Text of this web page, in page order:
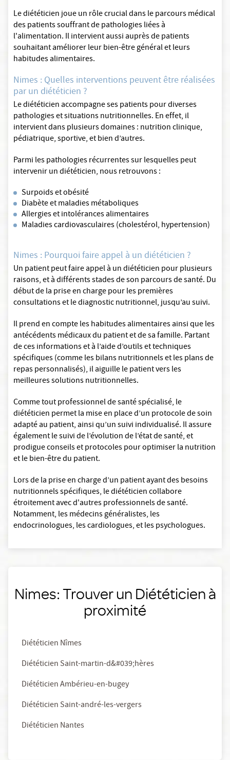
Le diététicien joue un rôle crucial dans le parcours médical
des patients souffrant de pathologies liées à
l'alimentation. Il intervient aussi auprès de patients
souhaitant améliorer leur bien-être général et leurs
habitudes alimentaires.
Nimes : Quelles interventions peuvent être réalisées
par un diététicien ?
Le diététicien accompagne ses patients pour diverses
pathologies et situations nutritionnelles. En effet, il
intervient dans plusieurs domaines : nutrition clinique,
pédiatrique, sportive, et bien d’autres.
Parmi les pathologies récurrentes sur lesquelles peut
intervenir un diététicien, nous retrouvons :
Surpoids et obésité
Diabète et maladies métaboliques
Allergies et intolérances alimentaires
Maladies cardiovasculaires (cholestérol, hypertension)
Nimes : Pourquoi faire appel à un diététicien ?
Un patient peut faire appel à un diététicien pour plusieurs
raisons, et à différents stades de son parcours de santé. Du
début de la prise en charge pour les premières
consultations et le diagnostic nutritionnel, jusqu’au suivi.
Il prend en compte les habitudes alimentaires ainsi que les
antécédents médicaux du patient et de sa famille. Partant
de ces informations et à l’aide d’outils et techniques
spécifiques (comme les bilans nutritionnels et les plans de
repas personnalisés), il aiguille le patient vers les
meilleures solutions nutritionnelles.
Comme tout professionnel de santé spécialisé, le
diététicien permet la mise en place d’un protocole de soin
adapté au patient, ainsi qu’un suivi individualisé. Il assure
également le suivi de l’évolution de l’état de santé, et
prodigue conseils et protocoles pour optimiser la nutrition
et le bien-être du patient.
Lors de la prise en charge d’un patient ayant des besoins
nutritionnels spécifiques, le diététicien collabore
étroitement avec d'autres professionnels de santé.
Notamment, les médecins généralistes, les
endocrinologues, les cardiologues, et les psychologues.
Nimes: Trouver un Diététicien à
proximité
Diététicien Nîmes
Diététicien Saint-martin-d&#039;hères
Diététicien Ambérieu-en-bugey
Diététicien Saint-andré-les-vergers
Diététicien Nantes